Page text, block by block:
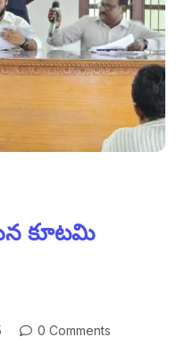
కూటమి
0 Comments